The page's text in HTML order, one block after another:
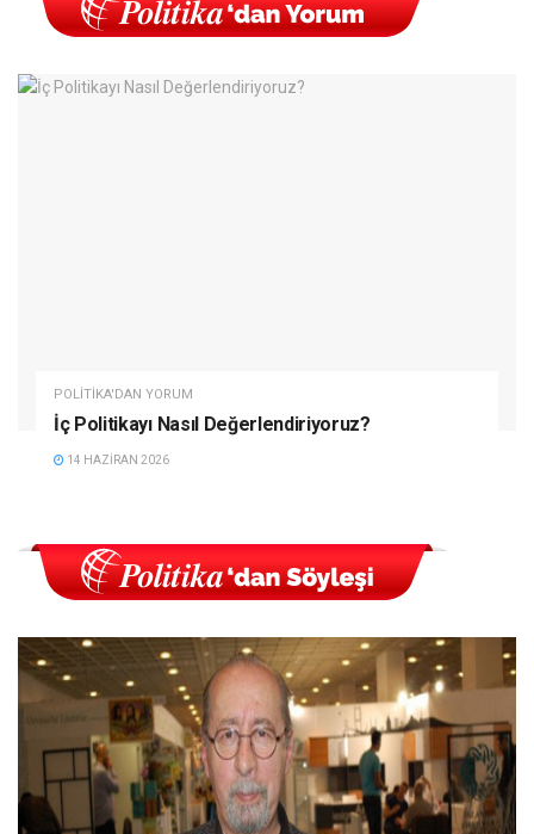
POLITIKA'DAN YORUM
İç Politikayı Nasıl Değerlendiriyoruz?
14 HAZIRAN 2026